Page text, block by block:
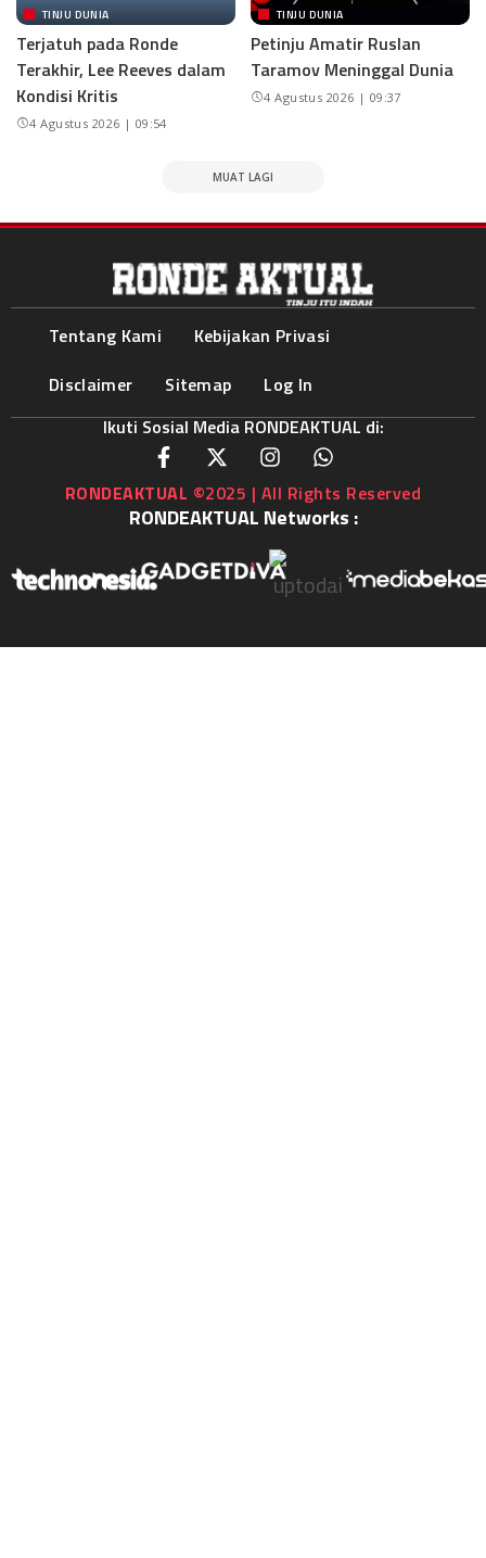
TINJU DUNIA
Terjatuh pada Ronde
Terakhir, Lee Reeves dalam
Kondisi Kritis
4 Agustus 2026 | 09:54
TINJU DUNIA
Petinju Amatir Ruslan
Taramov Meninggal Dunia
4 Agustus 2026 | 09:37
MUAT LAGI
Tentang Kami
Kebijakan Privasi
Disclaimer
Sitemap
Log In
Ikuti Sosial Media RONDEAKTUAL di:
RONDEAKTUAL ©2025 | All Rights Reserved
RONDEAKTUAL Networks :